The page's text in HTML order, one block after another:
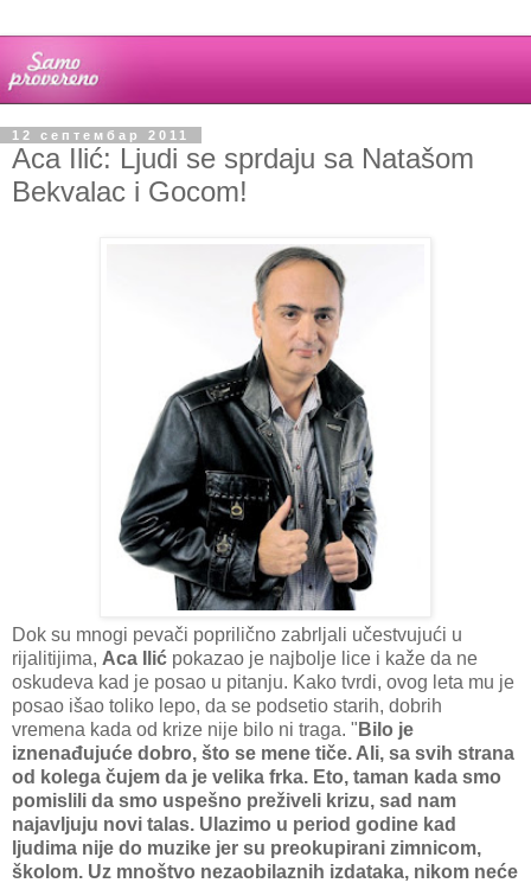
12 септембар 2011
Aca Ilić: Ljudi se sprdaju sa Natašom
Bekvalac i Gocom!
Dok su mnogi pevači poprilično zabrljali učestvujući u
rijalitijima, Aca Ilić pokazao je najbolje lice i kaže da ne
oskudeva kad je posao u pitanju. Kako tvrdi, ovog leta mu je
posao išao toliko lepo, da se podsetio starih, dobrih
vremena kada od krize nije bilo ni traga. " Bilo je
iznenađujuće dobro, što se mene tiče. Ali, sa svih strana
od kolega čujem da je velika frka. Eto, taman kada smo
pomislili da smo uspešno preživeli krizu, sad nam
najavljuju novi talas. Ulazimo u period godine kad
ljudima nije do muzike jer su preokupirani zimnicom,
školom. Uz mnoštvo nezaobilaznih izdataka, nikom neće